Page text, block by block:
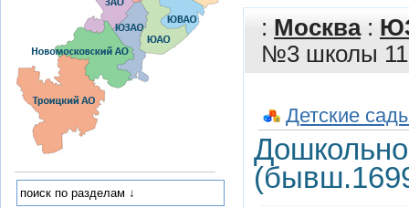
: Москва:
№3 школы
Детские